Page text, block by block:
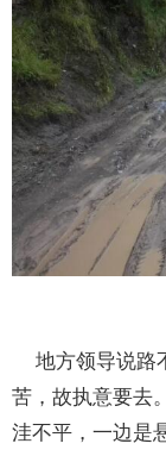
地方领导说路
苦，故执意要去
洼不平，一边是